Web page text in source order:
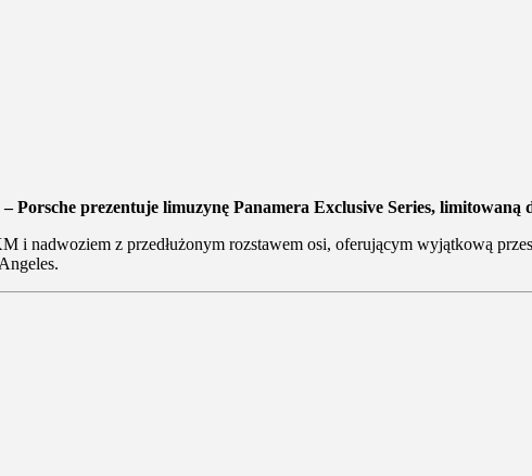
prezentuje limuzynę Panamera Exclusive Series, limitowaną
i nadwoziem z przedłużonym rozstawem osi, oferującym wyjątkową